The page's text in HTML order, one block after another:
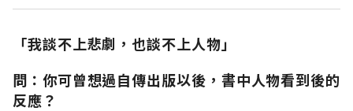
「我談不上悲劇，也談不上人物」
問：你可曾想過自傳出版以後，書中人物看到後的
反應？